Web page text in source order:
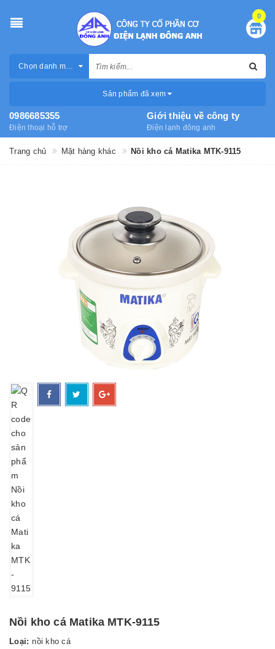
0
Chọn danh mục
Sản phẩm đã xem
0986685355
Điện thoại hỗ trợ
Giới thiệu về công ty
Điện lạnh đông anh
Trang chủ Mặt hàng khác Nồi kho cá Matika MTK-9115
Nồi kho cá Matika MTK-9115
Loại: nồi kho cá